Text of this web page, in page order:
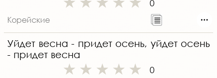
0
Корейские
Уйдет весна - придет осень, уйдет осень
- придет весна
0